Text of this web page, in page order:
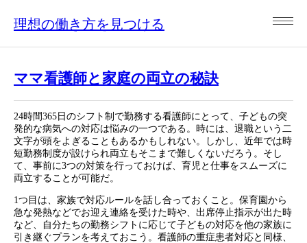
理想の働き方を見つける
ママ看護師と家庭の両立の秘訣
24時間365日のシフト制で勤務する看護師にとって、子どもの突
発的な病気への対応は悩みの一つである。時には、退職という二
文字が頭をよぎることもあるかもしれない。しかし、近年では時
短勤務制度が設けられ両立もそこまで難しくないだろう。そし
て、事前に3つの対策を行っておけば、育児と仕事をスムーズに
両立することが可能だ。
1つ目は、家族で対応ルールを話し合っておくこと。保育園から
急な発熱などでお迎え連絡を受けた時や、出席停止指示が出た時
など、自分たちの勤務シフトに応じて子どもの対応を他の家族に
引き継ぐプランを考えておこう。看護師の重症患者対応と同様、